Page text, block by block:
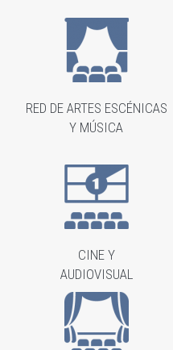
RED DE ARTES ESCÉNICAS
Y MÚSICA
CINE Y
AUDIOVISUAL